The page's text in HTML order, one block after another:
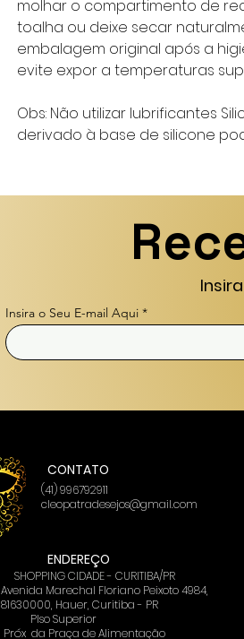
molhar o compartimento de
toalha ou deixe secar
embalagem original após a
evite expor a temperaturas
Obs: Não utilizar lubrificantes
derivado à base de silicone
Insira o Seu E-mail Aqui
CONTATO
(41) 996792911
cleopatradesejos@gmail.com
ENDEREÇO
SHOPPING CIDADE - CURITIBA/PR
Avenida Marechal Floriano Peixoto 4984,
81630000, Hauer, Curitiba - PR
PIso Superior
Próx da Praça de Alimentação